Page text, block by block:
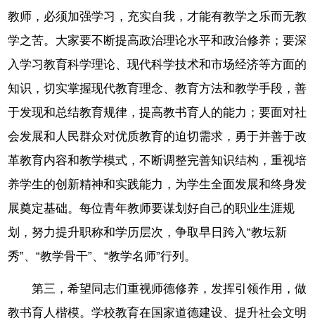
教师，必须加强学习，充实自我，才能有教学之乐而无教
学之苦。大家要不断提高政治理论水平和政治修养；要深
入学习教育科学理论、现代科学技术和市场经济等方面的
知识，切实掌握现代教育理念、教育方法和教学手段，善
于发现和总结教育规律，提高教书育人的能力；要面对社
会发展和人民群众对优质教育的迫切需求，勇于并善于改
革教育内容和教学模式，不断调整完善知识结构，重视培
养学生的创新精神和实践能力，为学生全面发展和终身发
展奠定基础。每位青年教师要谋划好自己的职业生涯规
划，努力提升职称和学历层次，争取早日跨入“教坛新
秀”、“教学骨干”、“教学名师”行列。
第三，希望同志们重视师德修养，发挥引领作用，做
教书育人楷模。学校教育在国家道德建设、提升社会文明